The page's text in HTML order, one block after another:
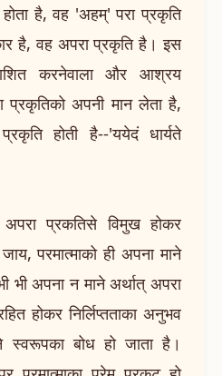
है, वह 'अहम्' परा प्रकृति
है, वह अपरा प्रकृति है। इस
करनेवाला और आश्रय
अपनी मान लेता है,
होती है--'ययेदं धार्यते
प्रकतिसे विमुख होकर
परमात्माको ही अपना माने
अपना न माने अर्थात् अपरा
होकर निर्लिप्तताका अनुभव
बोध हो जाता है।